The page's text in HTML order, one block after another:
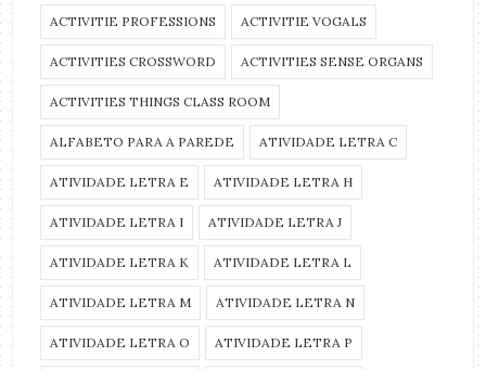
ACTIVITIE PROFESSIONS ACTIVITIE VOGALS
ACTIVITIES CROSSWORD ACTIVITIES SENSE ORGANS
ACTIVITIES THINGS CLASS ROOM
ALFABETO PARA A PAREDE ATIVIDADE LETRA C
ATIVIDADE LETRA E ATIVIDADE LETRA H
ATIVIDADE LETRA I ATIVIDADE LETRA J
ATIVIDADE LETRA K ATIVIDADE LETRA L
ATIVIDADE LETRA M ATIVIDADE LETRA N
ATIVIDADE LETRA O ATIVIDADE LETRA P